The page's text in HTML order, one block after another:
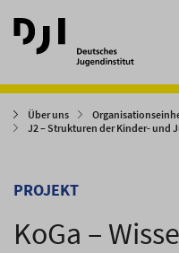
Direkt
zum
Hauptinhalt
Direkt
zum
Hauptmenü
Über uns
J2 – Strukturen der Kinder- und
PROJEKT
KoGa –